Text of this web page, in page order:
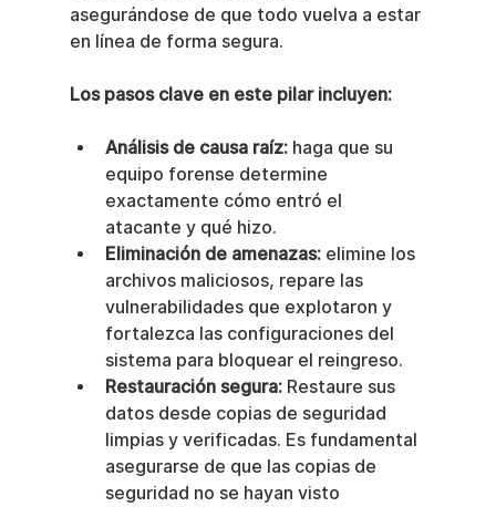
asegurándose de que todo vuelva a estar
en línea de forma segura.
Los pasos clave en este pilar incluyen:
Análisis de causa raíz: haga que su
equipo forense determine
exactamente cómo entró el
atacante y qué hizo.
Eliminación de amenazas: elimine los
archivos maliciosos, repare las
vulnerabilidades que explotaron y
fortalezca las configuraciones del
sistema para bloquear el reingreso.
Restauración segura: Restaure sus
datos desde copias de seguridad
limpias y verificadas. Es fundamental
asegurarse de que las copias de
seguridad no se hayan visto